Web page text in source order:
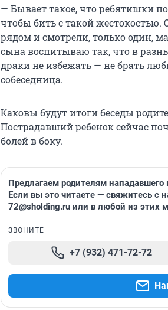
— Бывает такое, что ребятишки
чтобы бить с такой жестокостью.
рядом и смотрели, только один,
сына воспитываю так, что в
драки не избежать — не брать
собеседница.
Каковы будут итоги беседы
Пострадавший ребенок сейчас
болей в боку.
Предлагаем родителям
Если вы это читаете — свяжитесь с
72@sholding.ru или в любой из этих
ЗВОНИТЕ
+7 (932) 471-72-72